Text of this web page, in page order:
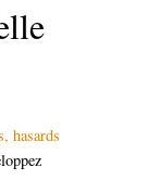
hasards